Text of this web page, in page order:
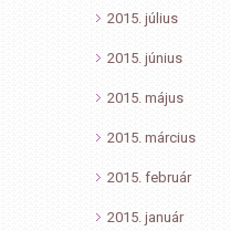
2015. július
2015. június
2015. május
2015. március
2015. február
2015. január